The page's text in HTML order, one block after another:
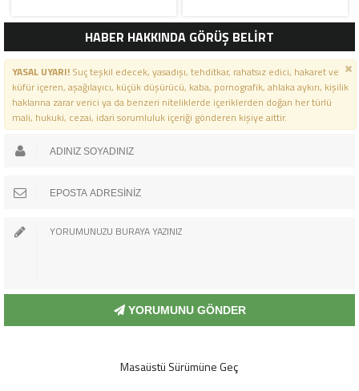
HABER HAKKINDA GÖRÜŞ BELİRT
YASAL UYARI!Suç teşkil edecek, yasadışı, tehditkar, rahatsız edici, hakaret ve
küfür içeren, aşağılayıcı, küçük düşürücü, kaba, pornografik, ahlaka aykırı, kişilik
haklarına zarar verici ya da benzeri niteliklerde içeriklerden doğan her türlü
mali, hukuki, cezai, idari sorumluluk içeriği gönderen kişiye aittir.
YORUMUNU GÖNDER
Masaüstü Sürümüne Geç